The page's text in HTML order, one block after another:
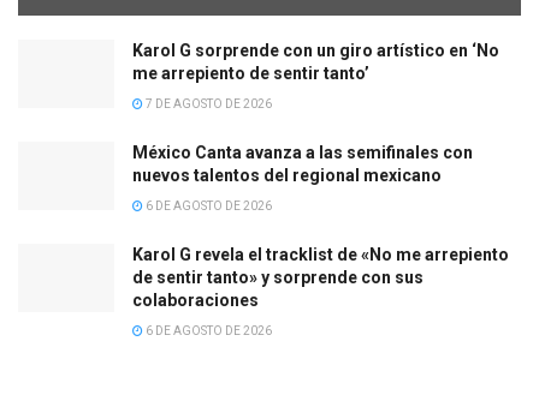
Karol G sorprende con un giro artístico en ‘No
me arrepiento de sentir tanto’
7 DE AGOSTO DE 2026
México Canta avanza a las semifinales con
nuevos talentos del regional mexicano
6 DE AGOSTO DE 2026
Karol G revela el tracklist de «No me arrepiento
de sentir tanto» y sorprende con sus
colaboraciones
6 DE AGOSTO DE 2026